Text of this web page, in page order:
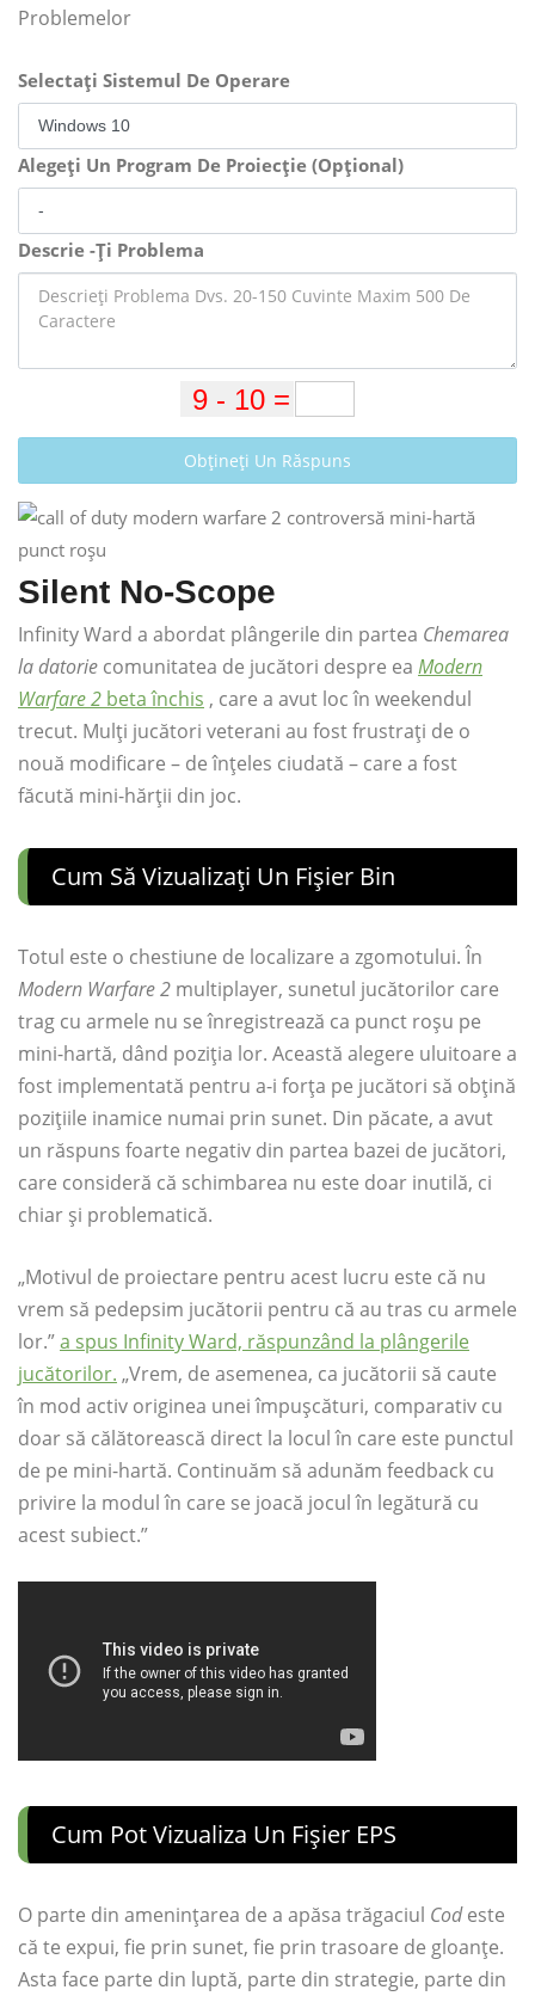
Problemelor
Selectați Sistemul De Operare
Alegeți Un Program De Proiecție (Opțional)
Descrie -Ți Problema
Obțineți Un Răspuns
Silent No-Scope
Infinity Ward a abordat plângerile din partea Chemarea
la datorie comunitatea de jucători despre ea Modern
Warfare 2 beta închis , care a avut loc în weekendul
trecut. Mulți jucători veterani au fost frustrați de o
nouă modificare – de înțeles ciudată – care a fost
făcută mini-hărții din joc.
Cum Să Vizualizați Un Fișier Bin
Totul este o chestiune de localizare a zgomotului. În
Modern Warfare 2 multiplayer, sunetul jucătorilor care
trag cu armele nu se înregistrează ca punct roșu pe
mini-hartă, dând poziția lor. Această alegere uluitoare a
fost implementată pentru a-i forța pe jucători să obțină
pozițiile inamice numai prin sunet. Din păcate, a avut
un răspuns foarte negativ din partea bazei de jucători,
care consideră că schimbarea nu este doar inutilă, ci
chiar și problematică.
„Motivul de proiectare pentru acest lucru este că nu
vrem să pedepsim jucătorii pentru că au tras cu armele
lor.”a spus Infinity Ward, răspunzând la plângerile
jucătorilor. „Vrem, de asemenea, ca jucătorii să caute
în mod activ originea unei împușcături, comparativ cu
doar să călătorească direct la locul în care este punctul
de pe mini-hartă. Continuăm să adunăm feedback cu
privire la modul în care se joacă jocul în legătură cu
acest subiect.”
Cum Pot Vizualiza Un Fișier EPS
O parte din amenințarea de a apăsa trăgaciul Codeste
că te expui, fie prin sunet, fie prin trasoare de gloanțe.
Asta face parte din luptă, parte din strategie, parte din